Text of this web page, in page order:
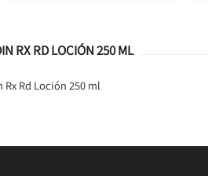
RX RD LOCIÓN 250 ML
Rd Loción 250 ml